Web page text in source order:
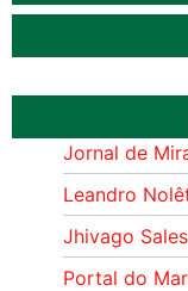
Jornal de
Leandro
Jhivago Sales
Portal do